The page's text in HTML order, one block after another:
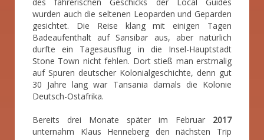
wurden auch die seltenen Leoparden und Geparden
gesichtet. Die Reise klang mit einigen Tagen
Badeaufenthalt auf Sansibar aus, aber natürlich
durfte ein Tagesausflug in die Insel-Hauptstadt
Stone Town nicht fehlen. Dort stieß man erstmalig
auf Spuren deutscher Kolonialgeschichte, denn gut
30 Jahre lang war Tansania damals die Kolonie
Deutsch-Ostafrika.
Bereits drei Monate später im Februar 2017
unternahm Klaus Henneberg den nächsten Trip